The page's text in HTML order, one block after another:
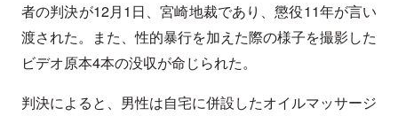
者の判決が12月1日、宮崎地裁であり、懲役11年が言い
渡された。また、性的暴行を加えた際の様子を撮影した
ビデオ原本4本の没収が命じられた。
判決によると、男性は自宅に併設したオイルマッサージ